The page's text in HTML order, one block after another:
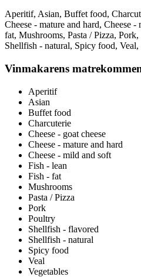
Aperitif, Asian, Buffet food,
Cheese - mature and hard, Cheese
fat, Mushrooms, Pasta / Pizza,
Shellfish - natural, Spicy food, Veal,
Vinmakarens
Aperitif
Asian
Buffet food
Charcuterie
Cheese - goat cheese
Cheese - mature and hard
Cheese - mild and soft
Fish - lean
Fish - fat
Mushrooms
Pasta / Pizza
Pork
Poultry
Shellfish - flavored
Shellfish - natural
Spicy food
Veal
Vegetables